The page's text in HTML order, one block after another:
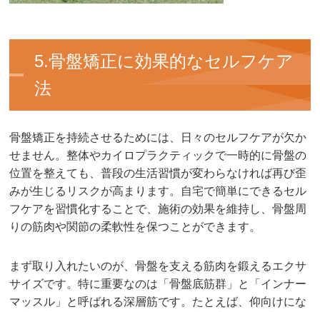
5.骨盤矯正に効果的なセルフケア
法
骨盤矯正を持続させるためには、日々のセルフケアが欠か
せません。整体やカイロプラクティックで一時的に骨盤の
位置を整えても、普段の生活習慣が変わらなければ再び歪
みが生じるリスクが高まります。自宅で簡単にできるセル
フケアを習慣化することで、施術の効果を維持し、骨盤周
りの筋肉や関節の柔軟性を保つことができます。
まず取り入れたいのが、骨盤を支える筋肉を鍛えるエクサ
サイズです。特に重要なのは「骨盤底筋群」と「インナー
マッスル」と呼ばれる深層筋です。たとえば、仰向けにな